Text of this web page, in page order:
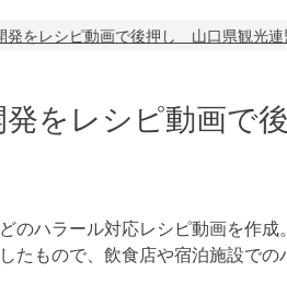
発をレシピ動画で後押し 山口県観光連
をレシピ動画で
ハラール対応レシピ動画を作成。
たもので、飲食店や宿泊施設で